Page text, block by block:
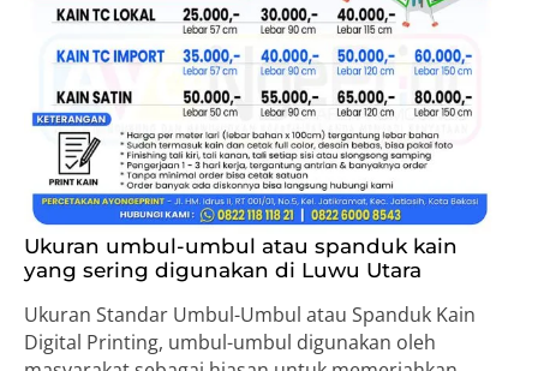
Ukuran umbul-umbul atau spanduk kain
yang sering digunakan di Luwu Utara
Ukuran Standar Umbul-Umbul atau Spanduk Kain
Digital Printing, umbul-umbul digunakan oleh